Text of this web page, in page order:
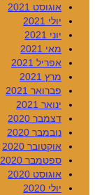
אוגוסט 2021
יולי 2021
יוני 2021
מאי 2021
אפריל 2021
מרץ 2021
פברואר 2021
ינואר 2021
דצמבר 2020
נובמבר 2020
אוקטובר 2020
ספטמבר 2020
אוגוסט 2020
יולי 2020